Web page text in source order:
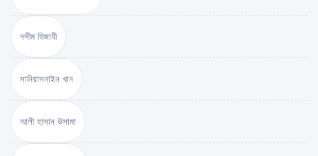
নসীম হিজাযী
সানিয়াসনাইন খান
আলী হাসান উসামা